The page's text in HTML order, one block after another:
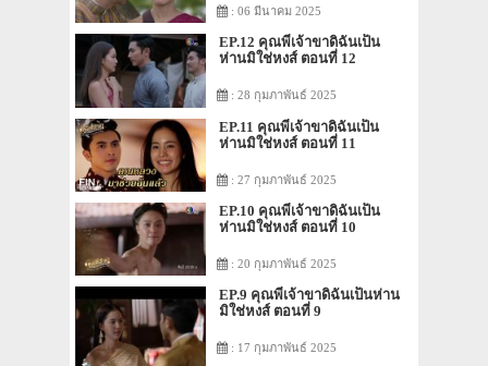
: 06 มีนาคม 2025
EP.12 คุณพี่เจ้าขาดิฉันเป็น
ห่านมิใช่หงส์ ตอนที่ 12
: 28 กุมภาพันธ์ 2025
EP.11 คุณพี่เจ้าขาดิฉันเป็น
ห่านมิใช่หงส์ ตอนที่ 11
: 27 กุมภาพันธ์ 2025
EP.10 คุณพี่เจ้าขาดิฉันเป็น
ห่านมิใช่หงส์ ตอนที่ 10
: 20 กุมภาพันธ์ 2025
EP.9 คุณพี่เจ้าขาดิฉันเป็นห่าน
มิใช่หงส์ ตอนที่ 9
: 17 กุมภาพันธ์ 2025